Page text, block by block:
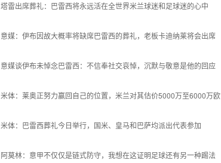
塔雷出席葬礼：巴雷西将永远活在全世界米兰球迷和足球迷的心中
意媒：伊布因故大概率将缺席巴雷西的葬礼，老板卡迪纳莱将会出席
意媒谈伊布未悼念巴雷西：不信奉社交哀悼，沉默与敬意是他的回应
米体：莱奥正努力赢回自己的位置，米兰对其估价5000万至6000万欧
米体：巴雷西葬礼今日举行，国米、皇马和巴萨均派出代表参加
阿莫林：意甲不仅仅是链式防守，我想在这证明足球还有另一种踢法